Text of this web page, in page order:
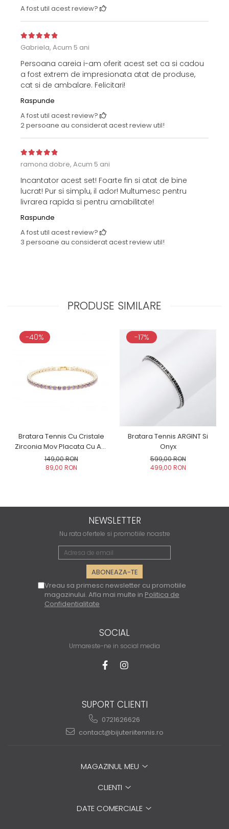
A fost util acest review?
Gabriela, Acum 5 ani
Persoana careia i-am oferit acest set ca si cadou
a fost extrem de impresionata atat de produse,
cat si de ambalare. Felicitari!
Raspunde
A fost util acest review?
2 persoane au considerat acest review util!
ramona dobre, Acum 5 ani
Incantator acest set! Foarte fin si atat de bine
lucrat! Pur si simplu, il ador! Multumesc pentru
livrarea rapida si pentru amabilitate!
Raspunde
A fost util acest review?
3 persoane au considerat acest review util!
PRODUSE SIMILARE
-40%
Bratara Tennis Cu Cristale
Zirconia Mov Placata Cu Aur
Galben
149,00 RON
89,00 RON
-17%
Bratara Tennis ARGINT Si
Onyx
599,00 RON
499,00 RON
NEWSLETTER
Nu rata ofertele si promotiile noastre
Vreau sa primesc newsletter cu promotiile
magazinului. Afla mai multe in Politica de
Confidentialitate
SOCIAL
Urmareste-ne in social media
SUPORT CLIENTI
0721626626
contact@bijuteriitennis.ro
MAGAZINUL MEU
CLIENTI
DATE COMERCIALE